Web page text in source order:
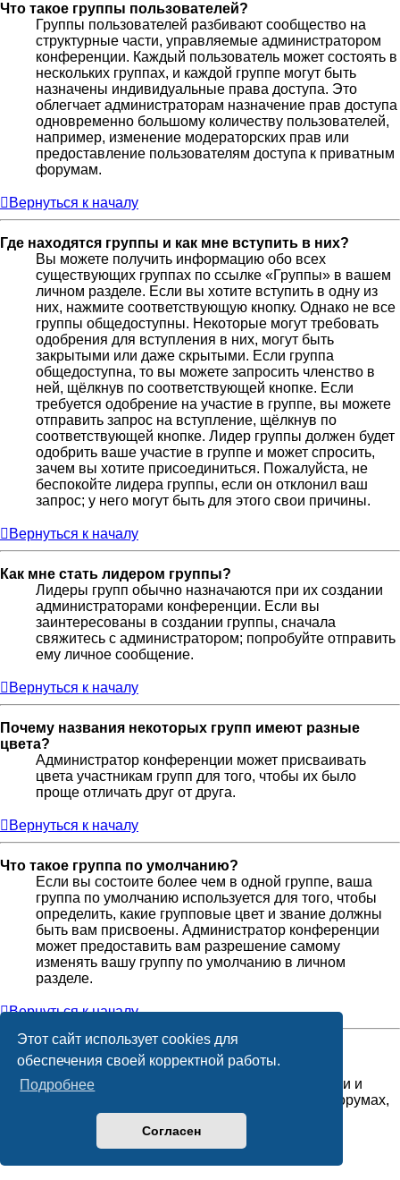
Этот сайт использует cookies для
обеспечения своей корректной работы.
Подробнее
Согласен
Что такое группы пользователей?
Группы пользователей разбивают сообщество на
структурные части, управляемые администратором
конференции. Каждый пользователь может состоять в
нескольких группах, и каждой группе могут быть
назначены индивидуальные права доступа. Это
облегчает администраторам назначение прав доступа
одновременно большому количеству пользователей,
например, изменение модераторских прав или
предоставление пользователям доступа к приватным
форумам.
Вернуться к началу
Где находятся группы и как мне вступить в них?
Вы можете получить информацию обо всех
существующих группах по ссылке «Группы» в вашем
личном разделе. Если вы хотите вступить в одну из
них, нажмите соответствующую кнопку. Однако не все
группы общедоступны. Некоторые могут требовать
одобрения для вступления в них, могут быть
закрытыми или даже скрытыми. Если группа
общедоступна, то вы можете запросить членство в
ней, щёлкнув по соответствующей кнопке. Если
требуется одобрение на участие в группе, вы можете
отправить запрос на вступление, щёлкнув по
соответствующей кнопке. Лидер группы должен будет
одобрить ваше участие в группе и может спросить,
зачем вы хотите присоединиться. Пожалуйста, не
беспокойте лидера группы, если он отклонил ваш
запрос; у него могут быть для этого свои причины.
Вернуться к началу
Как мне стать лидером группы?
Лидеры групп обычно назначаются при их создании
администраторами конференции. Если вы
заинтересованы в создании группы, сначала
свяжитесь с администратором; попробуйте отправить
ему личное сообщение.
Вернуться к началу
Почему названия некоторых групп имеют разные
цвета?
Администратор конференции может присваивать
цвета участникам групп для того, чтобы их было
проще отличать друг от друга.
Вернуться к началу
Что такое группа по умолчанию?
Если вы состоите более чем в одной группе, ваша
группа по умолчанию используется для того, чтобы
определить, какие групповые цвет и звание должны
быть вам присвоены. Администратор конференции
может предоставить вам разрешение самому
изменять вашу группу по умолчанию в личном
разделе.
Вернуться к началу
Что означает ссылка «Наша команда»?
На этой странице вы найдёте список
администраторов и модераторов конференции и
другую информацию, такую как сведения о форумах,
которые они модерируют.
Вернуться к началу